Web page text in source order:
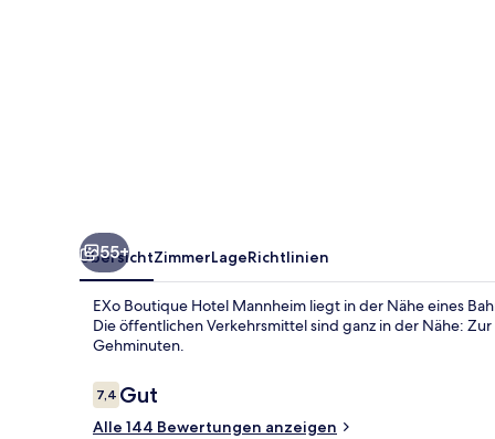
55+
ÜbersichtZimmerLageRichtlinien
EXo Boutique Hotel Mannheim liegt in der Nähe eines
Die öffentlichen Verkehrsmittel sind ganz in der Nähe:
Gehminuten.
Bewertungen
7,47,4 von 10.
Gut
Alle 144 Bewertungen anzeigen